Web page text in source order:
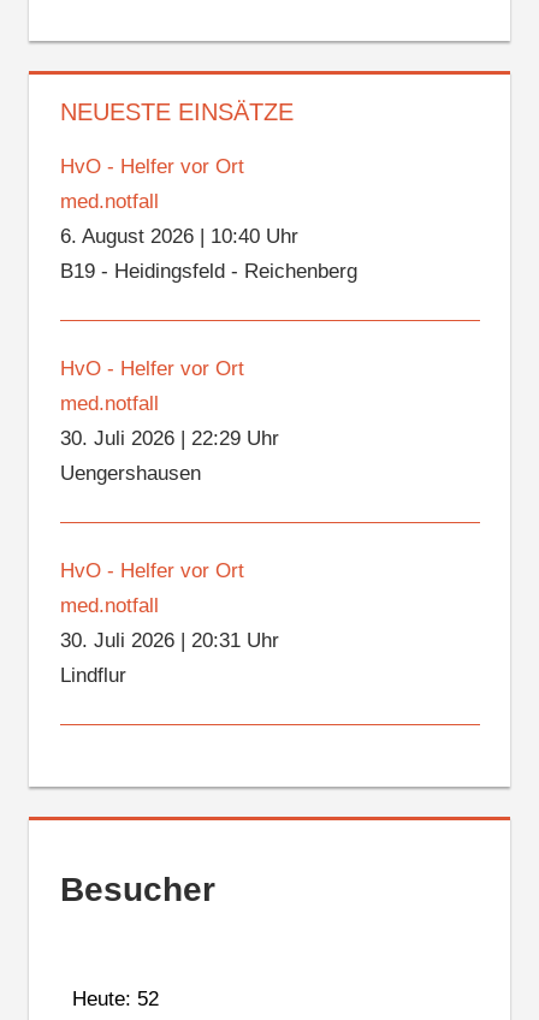
NEUESTE EINSÄTZE
HvO - Helfer vor Ort
med.notfall
6. August 2026| 10:40 Uhr
B19 - Heidingsfeld - Reichenberg
HvO - Helfer vor Ort
med.notfall
30. Juli 2026| 22:29 Uhr
Uengershausen
HvO - Helfer vor Ort
med.notfall
30. Juli 2026| 20:31 Uhr
Lindflur
Besucher
Heute: 52